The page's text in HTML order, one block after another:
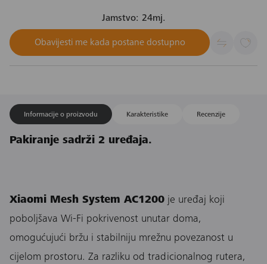
Jamstvo: 24mj.
Obavijesti me kada postane dostupno
Informacije o proizvodu Karakteristike Recenzije
Pakiranje sadrži 2 uređaja.
Xiaomi Mesh System AC1200 je uređaj koji
poboljšava Wi-Fi pokrivenost unutar doma,
omogućujući bržu i stabilniju mrežnu povezanost u
cijelom prostoru. Za razliku od tradicionalnog rutera,